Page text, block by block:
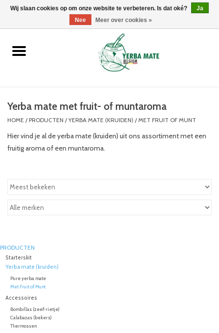
0 Artikelen - €0,00
Home
Producten
Yerba mate met fruit- of muntaroma
HOME / PRODUCTEN / YERBA MATE (KRUIDEN) / MET FRUIT OF MUNT
Hier vind je al de yerba mate (kruiden) uit ons assortiment met een
fruitig aroma of een muntaroma.
PRODUCTEN
Starterskit
Yerba mate (kruiden)
Pure yerba mate
Met Fruit of Munt
Accessoires
Bombillas (zeef-rietje)
Calabazas (bekers)
Thermossen
Wij slaan cookies op om onze website te verbeteren. Is dat oké?
Ja
Nee
Meer over cookies »